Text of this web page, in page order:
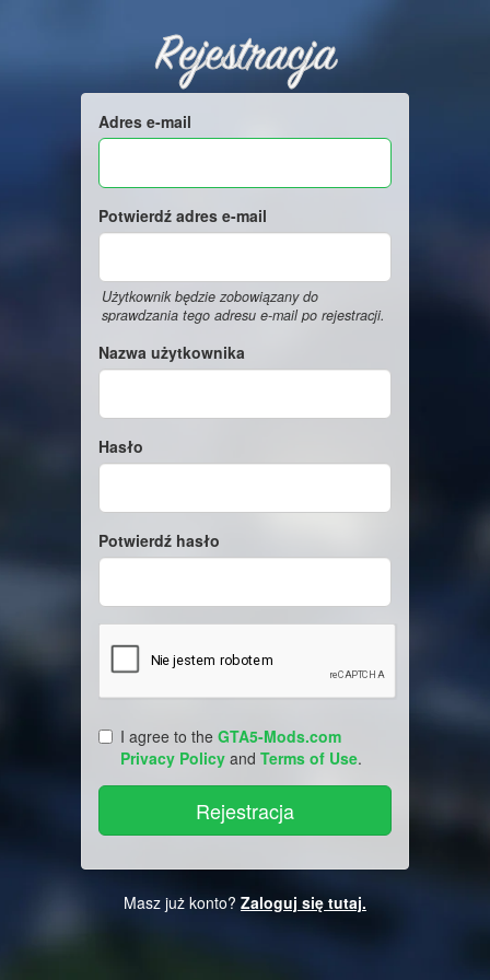
Rejestracja
Adres e-mail
Potwierdź adres e-mail
Użytkownik będzie zobowiązany do
sprawdzania tego adresu e-mail po rejestracji.
Nazwa użytkownika
Hasło
Potwierdź hasło
I agree to the GTA5-Mods.com
Privacy Policy and Terms of Use.
Masz już konto? Zaloguj się tutaj.